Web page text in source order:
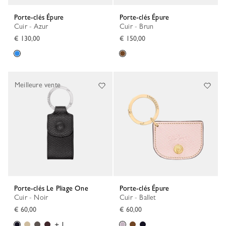
Porte-clés Épure
Cuir - Azur
€ 130,00
Porte-clés Épure
Cuir - Brun
€ 150,00
Porte-clés Le Pliage One
Cuir - Noir
€ 60,00
Meilleure vente
Porte-clés Épure
Cuir - Ballet
€ 60,00